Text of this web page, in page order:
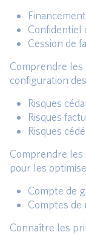
Confidentiel
Cession de
Comprendre les
configuration
Risques
Risques
Risques cédé.
Comprendre les
pour les
Compte de
Comptes de
Connaître les